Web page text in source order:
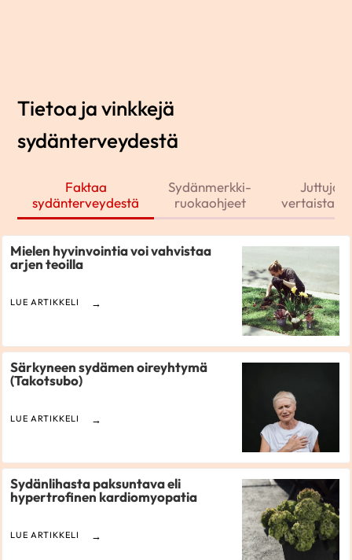
Tietoa ja vinkkejä
sydänterveydestä
Faktaa
sydänterveydestä
Sydänmerkki-
ruokaohjeet
Juttuja
Mielen hyvinvointia voi vahvistaa
arjen teoilla
LUE ARTIKKELI
Särkyneen sydämen oireyhtymä
(Takotsubo)
LUE ARTIKKELI
Sydänlihasta paksuntava eli
hypertrofinen kardiomyopatia
LUE ARTIKKELI